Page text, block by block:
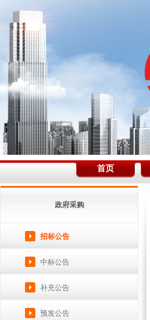
首页
政府采购
招标公告
中标公告
补充公告
预发公告